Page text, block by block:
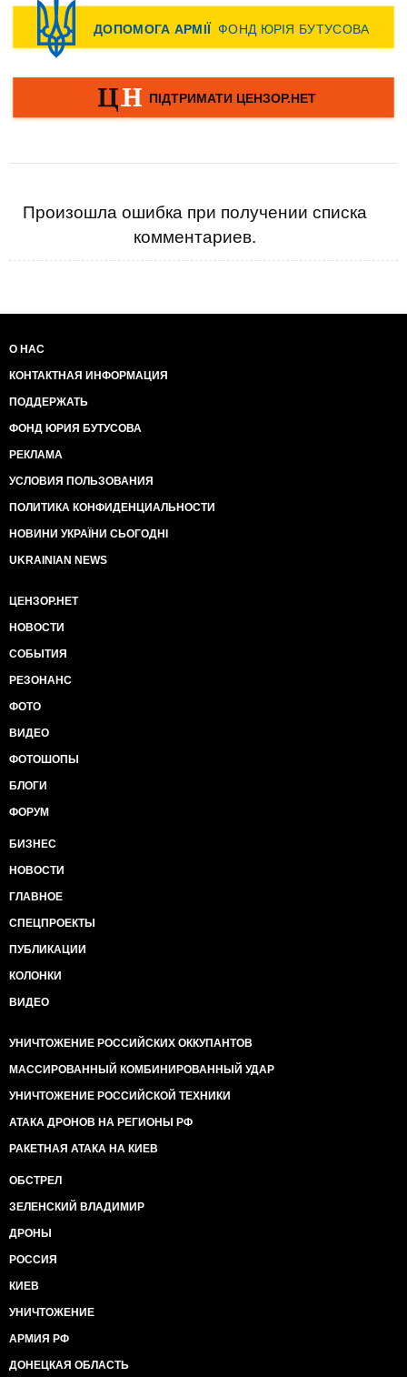
Произошла ошибка при получении списка
комментариев.
О НАС
КОНТАКТНАЯ ИНФОРМАЦИЯ
ПОДДЕРЖАТЬ
ФОНД ЮРИЯ БУТУСОВА
РЕКЛАМА
УСЛОВИЯ ПОЛЬЗОВАНИЯ
ПОЛИТИКА КОНФИДЕНЦИАЛЬНОСТИ
НОВИНИ УКРАЇНИ СЬОГОДНІ
UKRAINIAN NEWS
ЦЕНЗОР.НЕТ
НОВОСТИ
СОБЫТИЯ
РЕЗОНАНС
ФОТО
ВИДЕО
ФОТОШОПЫ
БЛОГИ
ФОРУМ
БИЗНЕС
НОВОСТИ
ГЛАВНОЕ
СПЕЦПРОЕКТЫ
ПУБЛИКАЦИИ
КОЛОНКИ
ВИДЕО
УНИЧТОЖЕНИЕ РОССИЙСКИХ ОККУПАНТОВ
МАССИРОВАННЫЙ КОМБИНИРОВАННЫЙ УДАР
УНИЧТОЖЕНИЕ РОССИЙСКОЙ ТЕХНИКИ
АТАКА ДРОНОВ НА РЕГИОНЫ РФ
РАКЕТНАЯ АТАКА НА КИЕВ
ОБСТРЕЛ
ЗЕЛЕНСКИЙ ВЛАДИМИР
ДРОНЫ
РОССИЯ
КИЕВ
УНИЧТОЖЕНИЕ
АРМИЯ РФ
ДОНЕЦКАЯ ОБЛАСТЬ